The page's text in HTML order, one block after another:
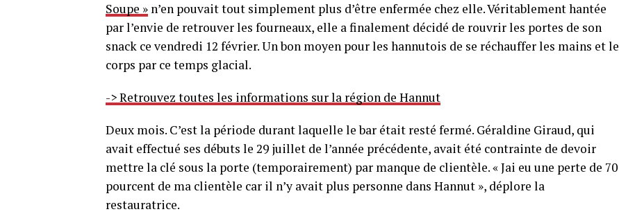
Soupe » n’en pouvait tout simplement plus d’être enfermée chez elle. Véritablement hantée
par l’envie de retrouver les fourneaux, elle a finalement décidé de rouvrir les portes de son
snack ce vendredi 12 février. Un bon moyen pour les hannutois de se réchauffer les mains et le
corps par ce temps glacial.
-> Retrouvez toutes les informations sur la région de Hannut
Deux mois. C’est la période durant laquelle le bar était resté fermé. Géraldine Giraud, qui
avait effectué ses débuts le 29 juillet de l’année précédente, avait été contrainte de devoir
mettre la clé sous la porte (temporairement) par manque de clientèle. « Jai eu une perte de 70
pourcent de ma clientèle car il n’y avait plus personne dans Hannut », déplore la
restauratrice.